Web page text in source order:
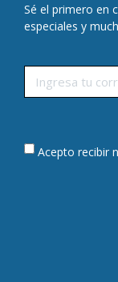
Sé el primero en
especiales y
Acepto recibir